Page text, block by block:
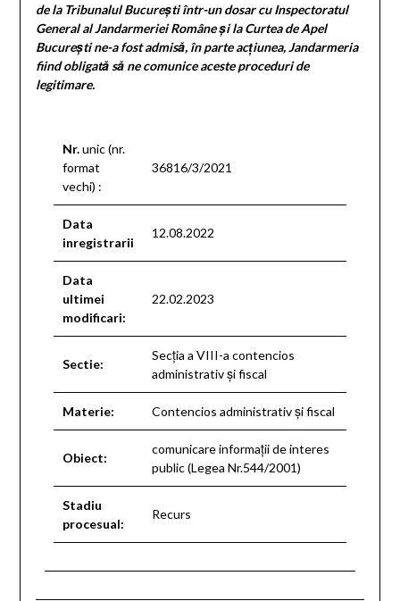
de la Tribunalul București într-un dosar cu Inspectoratul
General al Jandarmeriei Române și la Curtea de Apel
București ne-a fost admisă, în parte acțiunea, Jandarmeria
fiind obligată să ne comunice aceste proceduri de
legitimare.
Nr. unic (nr.
format
vechi) :
36816/3/2021
Data
inregistrarii
12.08.2022
Data
ultimei
modificari:
22.02.2023
Sectie:
Secţia a VIII-a contencios
administrativ şi fiscal
Materie: Contencios administrativ şi fiscal
Obiect:
comunicare informaţii de interes
public (Legea Nr.544/2001)
Stadiu
procesual:
Recurs